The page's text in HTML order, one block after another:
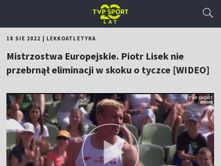
18 SIE 2022 LEKKOATLETYKA
Mistrzostwa Europejskie. Piotr Lisek nie
przebrnął eliminacji w skoku o tyczce [WIDEO]